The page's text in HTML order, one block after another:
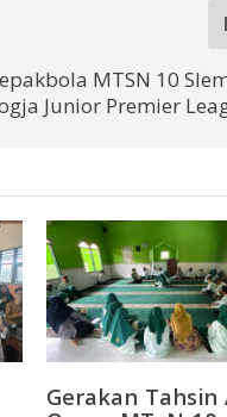
MTSN 10
Junior Premier
Gerakan Tahsin